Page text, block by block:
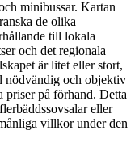
minibussar. Kartan
de olika
till lokala
och det regionala
är litet eller stort,
nödvändig och objektiv
på förhand. Detta
eller
villkor under den